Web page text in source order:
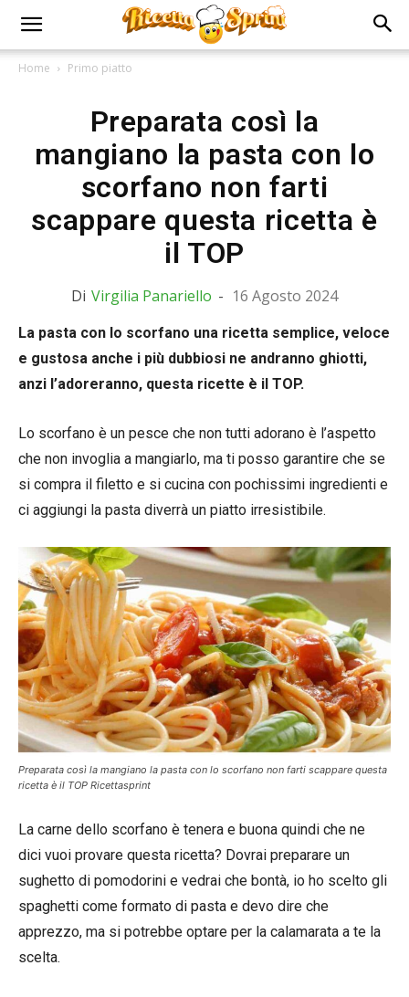
Home Primo piatto
Preparata così la
mangiano la pasta con lo
scorfano non farti
scappare questa ricetta è
il TOP
Di Virgilia Panariello - 16 Agosto 2024
La pasta con lo scorfano una ricetta semplice, veloce
e gustosa anche i più dubbiosi ne andranno ghiotti,
anzi l’adoreranno, questa ricette è il TOP.
Lo scorfano è un pesce che non tutti adorano è l’aspetto
che non invoglia a mangiarlo, ma ti posso garantire che se
si compra il filetto e si cucina con pochissimi ingredienti e
ci aggiungi la pasta diverrà un piatto irresistibile.
Preparata così la mangiano la pasta con lo scorfano non farti scappare questa
ricetta è il TOP Ricettasprint
La carne dello scorfano è tenera e buona quindi che ne
dici vuoi provare questa ricetta? Dovrai preparare un
sughetto di pomodorini e vedrai che bontà, io ho scelto gli
spaghetti come formato di pasta e devo dire che
apprezzo, ma si potrebbe optare per la calamarata a te la
scelta.